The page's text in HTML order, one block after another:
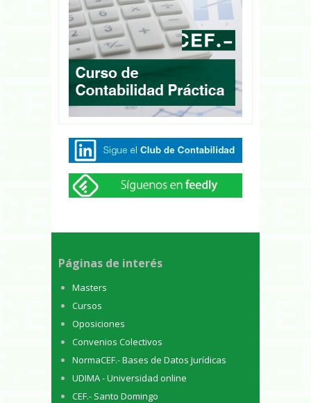
Páginas de interés
Masters
Cursos
Oposiciones
Convenios Colectivos
NormaCEF.- Bases de Datos Jurídicas
UDIMA - Universidad online
CEF.- Santo Domingo